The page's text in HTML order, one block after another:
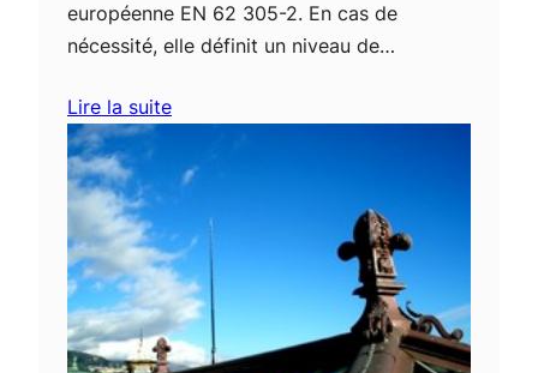
européenne EN 62 305-2. En cas de
nécessité, elle définit un niveau de…
Lire la suite